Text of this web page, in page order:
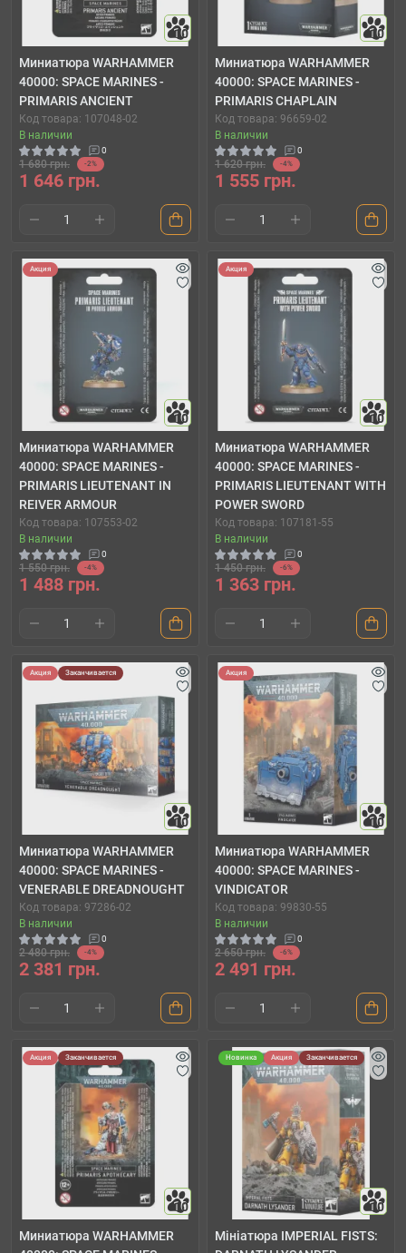
10
Миниатюра WARHAMMER
40000: SPACE MARINES -
PRIMARIS ANCIENT
Код товара: 107048-02
В наличии
0
1 680 грн. -2%
1 646 грн.
10
Миниатюра WARHAMMER
40000: SPACE MARINES -
PRIMARIS CHAPLAIN
Код товара: 96659-02
В наличии
0
1 620 грн. -4%
1 555 грн.
Акция
10
Миниатюра WARHAMMER
40000: SPACE MARINES -
PRIMARIS LIEUTENANT IN
REIVER ARMOUR
Код товара: 107553-02
В наличии
0
1 550 грн. -4%
1 488 грн.
Акция
10
Миниатюра WARHAMMER
40000: SPACE MARINES -
PRIMARIS LIEUTENANT WITH
POWER SWORD
Код товара: 107181-55
В наличии
0
1 450 грн. -6%
1 363 грн.
Акция Заканчивается
10
Миниатюра WARHAMMER
40000: SPACE MARINES -
VENERABLE DREADNOUGHT
Код товара: 97286-02
В наличии
0
2 480 грн. -4%
2 381 грн.
Акция
10
Миниатюра WARHAMMER
40000: SPACE MARINES -
VINDICATOR
Код товара: 99830-55
В наличии
0
2 650 грн. -6%
2 491 грн.
Акция Заканчивается
10
Миниатюра WARHAMMER
Новинка Акция Заканчивается
10
Мініатюра IMPERIAL FISTS: